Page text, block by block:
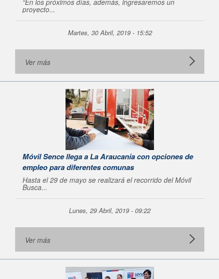
proyecto...
Martes, 30 Abril, 2019 - 15:52
Ver más
Móvil Sence llega a La Araucanía con opciones de
empleo para diferentes comunas
Hasta el 29 de mayo se realizará el recorrido del Móvil
Busca...
Lunes, 29 Abril, 2019 - 09:22
Ver más